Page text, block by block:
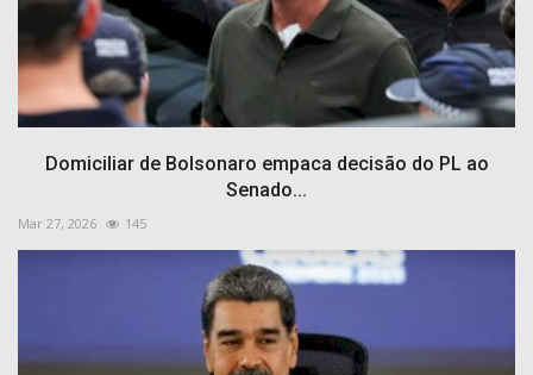
Domiciliar de Bolsonaro empaca decisão do PL ao
Senado...
Mar 27, 2026 145